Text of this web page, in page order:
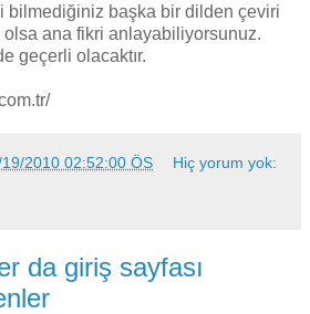
bilmediğiniz başka bir dilden çeviri
olsa ana fikri anlayabiliyorsunuz.
geçerli olacaktır.
2010 02:52:00 ÖS Hiç yorum yok:
da giriş sayfası